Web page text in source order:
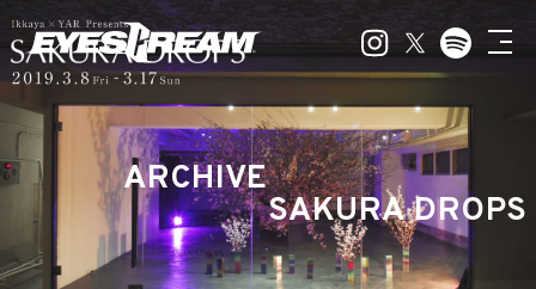
ARCHIVE
SAKURA DROPS